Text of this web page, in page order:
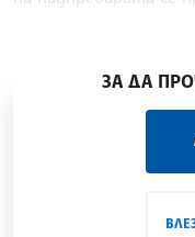
ЗА ДА
„Час ЛИК“ на БТА е